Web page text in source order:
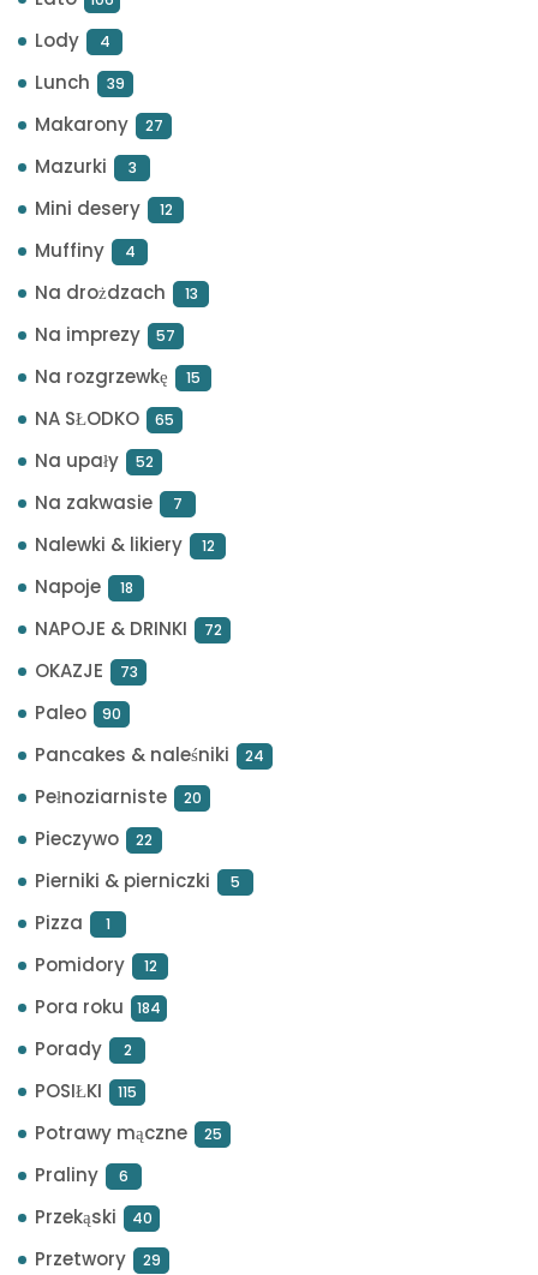
Lody 4
Lunch 39
Makarony 27
Mazurki 3
Mini desery 12
Muffiny 4
Na drożdzach 13
Na imprezy 57
Na rozgrzewkę 15
NA SŁODKO 65
Na upały 52
Na zakwasie 7
Nalewki & likiery 12
Napoje 18
NAPOJE & DRINKI 72
OKAZJE 73
Paleo 90
Pancakes & naleśniki 24
Pełnoziarniste 20
Pieczywo 22
Pierniki & pierniczki 5
Pizza 1
Pomidory 12
Pora roku 184
Porady 2
POSIŁKI 115
Potrawy mączne 25
Praliny 6
Przekąski 40
Przetwory 29